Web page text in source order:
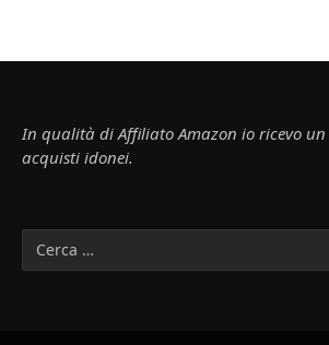
In qualità di Affiliato Amazon io ricevo
acquisti idonei.